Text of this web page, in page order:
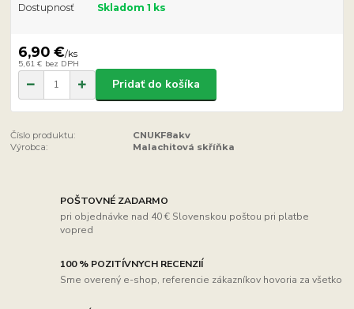
Dostupnosť Skladom 1 ks
6,90 €/ks
5,61 € bez DPH
Pridať do košíka
Číslo produktu:
CNUKF8akv
Výrobca:
Malachitová skříňka
POŠTOVNÉ ZADARMO
pri objednávke nad 40 € Slovenskou poštou pri platbe
vopred
100 % POZITÍVNYCH RECENZIÍ
Sme overený e-shop, referencie zákazníkov hovoria za všetko